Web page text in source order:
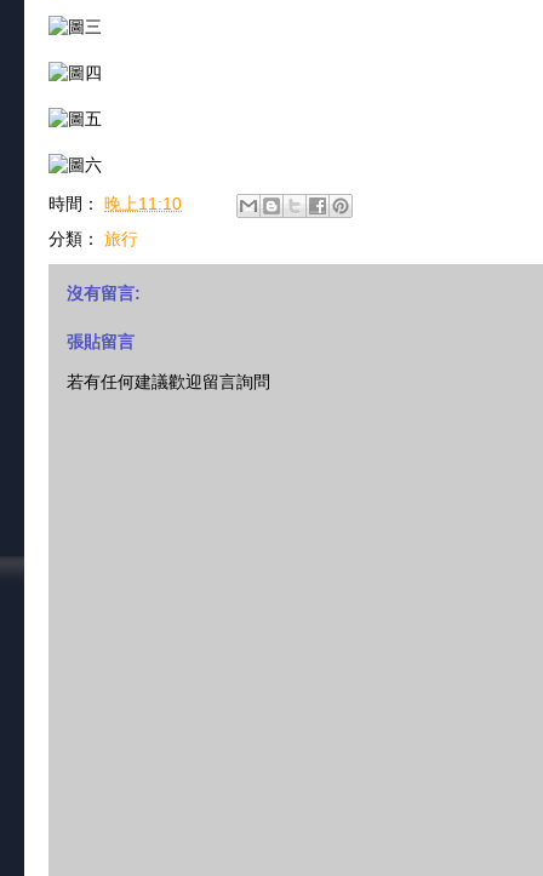
時間： 晚上11:10
分類： 旅行
沒有留言:
張貼留言
若有任何建議歡迎留言詢問